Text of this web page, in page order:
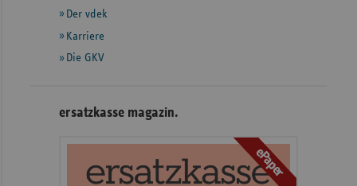
Der vdek
Karriere
Die GKV
ersatzkasse magazin.
ePaper